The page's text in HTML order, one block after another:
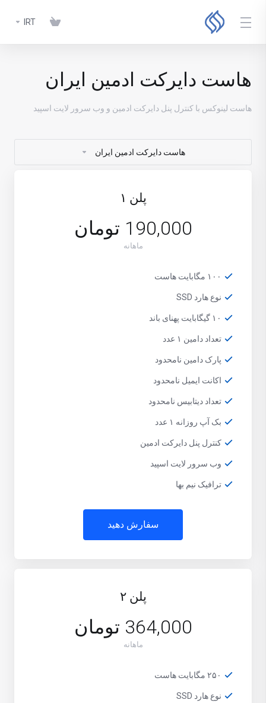
IRT
هاست دایرکت ادمین ایران
هاست لینوکس با کنترل پنل دایرکت ادمین و وب سرور لایت اسپید
هاست دایرکت ادمین ایران
پلن ١
190,000 تومان
ماهانه
۱۰۰ مگابایت هاست
نوع هارد SSD
۱۰ گیگابایت پهنای باند
تعداد دامین ۱ عدد
پارک دامین نامحدود
اکانت ایمیل نامحدود
تعداد دیتابیس نامحدود
بک آپ روزانه ۱ عدد
کنترل پنل دایرکت ادمین
وب سرور لایت اسپید
ترافیک نیم بها
سفارش دهید
پلن ۲
364,000 تومان
ماهانه
۲۵۰ مگابایت هاست
نوع هارد SSD